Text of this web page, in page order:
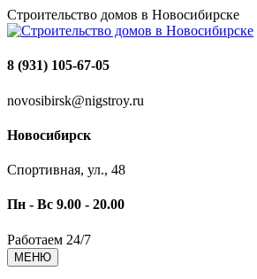
Строительство домов в Новосибирске
8 (931) 105-67-05
novosibirsk@nigstroy.ru
Новосибирск
Спортивная, ул., 48
Пн - Вс 9.00 - 20.00
Работаем 24/7
МЕНЮ